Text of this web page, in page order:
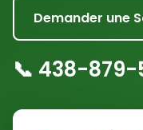
Demander une
📞 438-879-